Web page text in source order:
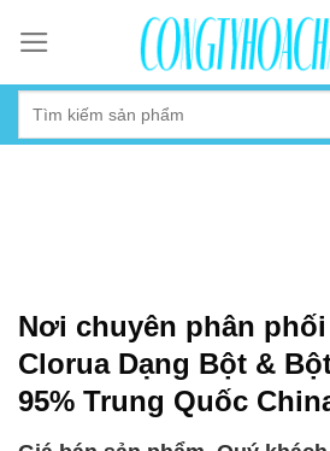
content
Nơi chuyên phân
Clorua Dạng Bột &
95% Trung Quốc